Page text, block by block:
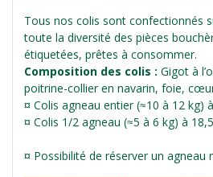
Tous nos colis sont confectionnés
toute la diversité des pièces
étiquetées, prêtes à consommer.
Composition des colis : Gigot à
poitrine-collier en navarin, foie,
¤ Colis agneau entier (≈10 à 12 kg)
¤ Colis 1/2 agneau (≈5 à 6 kg) à
¤ Possibilité de réserver un agneau